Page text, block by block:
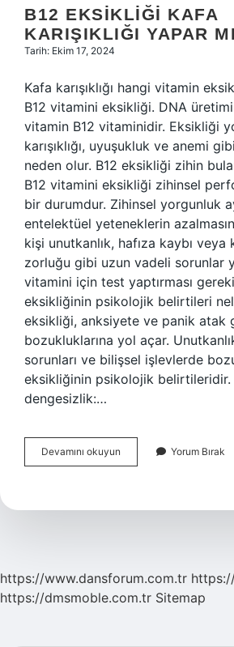
B12 EKSIKLIĞI KAFA
KARIŞIKLIĞI YAPAR MI
Tarih: Ekim 17, 2024
Kafa karışıklığı hangi vitamin
B12 vitamini eksikliği. DNA
vitamin B12 vitaminidir. Eksikliği
karışıklığı, uyuşukluk ve anemi
neden olur. B12 eksikliği zihin
B12 vitamini eksikliği zihinsel
bir durumdur. Zihinsel yorgunluk
entelektüel yeteneklerin
kişi unutkanlık, hafıza kaybı
zorluğu gibi uzun vadeli sorunlar
vitamini için test yaptırması
eksikliğinin psikolojik belirtileri
eksikliği, anksiyete ve panik atak
bozukluklarına yol açar.
sorunları ve bilişsel işlevlerde
eksikliğinin psikolojik belirtileridir.
dengesizlik:…
Devamını okuyun
Eksikliği
Yapar
Yorum Bırak
https://www.dansforum.com.tr
https://dmsmoble.com.tr Sitemap